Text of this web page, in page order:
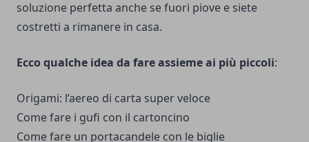
soluzione perfetta anche se fuori piove e siete
costretti a rimanere in casa.
Ecco qualche idea da fare assieme ai più piccoli:
Origami: l’aereo di carta super veloce
Come fare i gufi con il cartoncino
Come fare un portacandele con le biglie